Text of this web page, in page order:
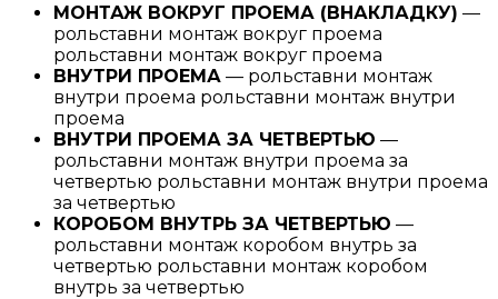
МОНТАЖ ВОКРУГ ПРОЕМА (ВНАКЛАДКУ) —
рольставни монтаж вокруг проема
рольставни монтаж вокруг проема
ВНУТРИ ПРОЕМА — рольставни монтаж
внутри проема рольставни монтаж внутри
проема
ВНУТРИ ПРОЕМА ЗА ЧЕТВЕРТЬЮ —
рольставни монтаж внутри проема за
четвертью рольставни монтаж внутри проема
за четвертью
КОРОБОМ ВНУТРЬ ЗА ЧЕТВЕРТЬЮ —
рольставни монтаж коробом внутрь за
четвертью рольставни монтаж коробом
внутрь за четвертью